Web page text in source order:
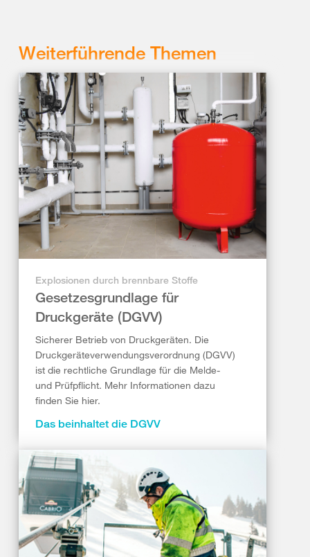
Weiterführende Themen
Explosionen durch brennbare Stoffe
Gesetzesgrundlage für
Druckgeräte (DGVV)
Sicherer Betrieb von Druckgeräten. Die
Druckgeräteverwendungsverordnung (DGVV)
ist die rechtliche Grundlage für die Melde-
und Prüfpflicht. Mehr Informationen dazu
finden Sie hier.
Das beinhaltet die DGVV